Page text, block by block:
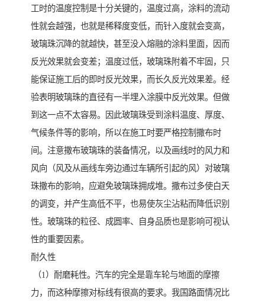
工时的温度控制是十分关键的，温度过高，涂料的流动
性就会越强，也就是稀释度变低，而针入度就会变高，
玻璃珠沉降的就越快，甚至没入熔融的涂料里面，因而
反光效果就会变差；温度过低，玻璃珠附着不牢固，只
能保证施工后的即时反光效果，而长久反光效果差。经
验表明玻璃珠的直径有一半埋入涂膜中反光效果。但做
到这一点不太容易。因此玻璃珠受到涂料温度、厚度、
气候条件等的影响，所以在施工时要严格控制撒布时
间。注意撒布玻璃珠的装备情况，以及画线时的风力和
风向（风及从画线车旁边通过车辆所引起的风）对玻璃
珠撒布的影响，应避免玻璃珠拥成堆。撒布过多使白天
的调变，并产生高低不平，也易使灰尘沾粘而降低识别
性。玻璃珠的粒径、成圆率、自身品质也是影响可视认
性的重要因素。
耐久性
（1）耐磨耗性。汽车的完全是靠车轮与地面的摩擦
力，而这种摩擦对标线有很高的要求。我国路面情况比